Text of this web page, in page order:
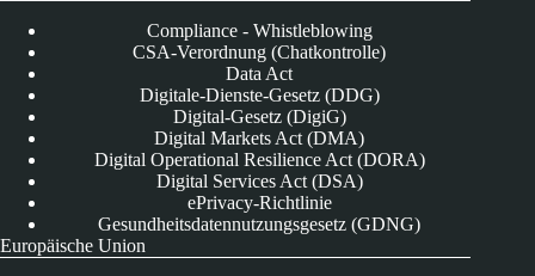
Compliance - Whistleblowing
CSA-Verordnung (Chatkontrolle)
Data Act
Digitale-Dienste-Gesetz (DDG)
Digital-Gesetz (DigiG)
Digital Markets Act (DMA)
Digital Operational Resilience Act (DORA)
Digital Services Act (DSA)
ePrivacy-Richtlinie
Gesundheitsdatennutzungsgesetz (GDNG)
Europäische Union